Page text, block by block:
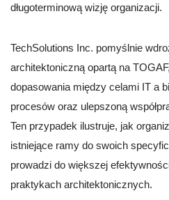
długoterminową wizję organizacji.
TechSolutions Inc. pomyślnie
architektoniczną opartą na
dopasowania między celami IT a
procesów oraz ulepszoną
Ten przypadek ilustruje, jak
istniejące ramy do swoich
prowadzi do większej
praktykach architektonicznych.